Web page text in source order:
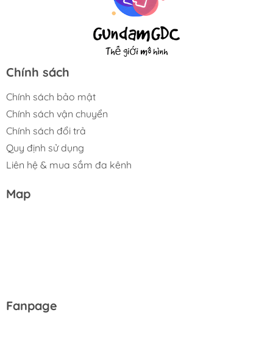
Chính sách
Chính sách bảo mật
Chính sách vận chuyển
Chính sách đổi trả
Quy định sử dụng
Liên hệ & mua sắm đa kênh
Map
Fanpage